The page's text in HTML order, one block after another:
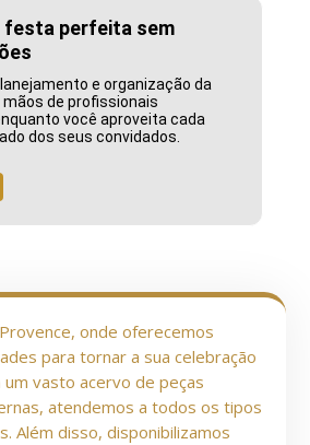
festa perfeita sem
e organização da
de profissionais
você aproveita cada
dos seus convidados.
onde oferecemos
para tornar a sua celebração
um vasto acervo de peças
atendemos a todos os tipos
Além disso, disponibilizamos